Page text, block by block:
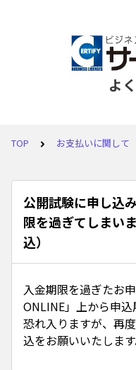
よ
TOP お支払いに関して
公開試験に申し込
限を過ぎてしまい
込）
入金期限を過ぎたお
ONLINE」上から申込
恐れ入りますが、再
込をお願いいたします